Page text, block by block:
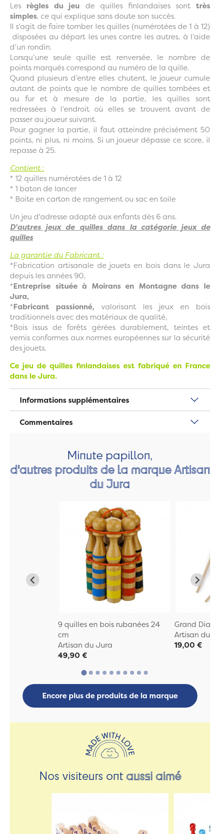
Les règles du jeu de quilles finlandaises sont très
simples, ce qui explique sans doute son succès.
Il s'agit de faire tomber les quilles (numérotées de 1 à 12)
disposées au départ les unes contre les autres, à l’aide
d’un rondin.
Lorsqu’une seule quille est renversée, le nombre de
points marqués correspond au numéro de la quille.
Quand plusieurs d’entre elles chutent, le joueur cumule
autant de points que le nombre de quilles tombées et
au fur et à mesure de la partie, les quilles sont
redressées à l’endroit où elles se trouvent avant de
passer au joueur suivant.
Pour gagner la partie, il faut atteindre précisément 50
points, ni plus, ni moins. Si un joueur dépasse ce score, il
repasse à 25.
Contient:
* 12 quilles numérotées de 1 à 12
* 1 baton de lancer
* Boite en carton de rangement ou sac en toile
Un jeu d'adresse adapté aux enfants dès 6 ans.
D'autres jeux de quilles dans la catégorie jeux de
quilles
La garantie du Fabricant :
*Fabrication artisanale de jouets en bois dans le Jura
depuis les années 90,
*Entreprise située à Moirans en Montagne dans le
Jura,
*Fabricant passionné, valorisant les jeux en bois
traditionnels avec des matériaux de qualité,
*Bois issus de forêts gérées durablement, teintes et
vernis conformes aux normes européennes sur la sécurité
des jouets.
Ce jeu de quilles finlandaises est fabriqué en France
dans le Jura.
Informations supplémentaires
Commentaires
Minute papillon,
d'autres produits de la marque Artisan
du Jura
9 quilles en bois rubanées 24
cm
Artisan du Jura
49,90 €
Grand
Artisan du
19,00 €
Encore plus de produits de la marque
Nos visiteurs ontaussi aimé